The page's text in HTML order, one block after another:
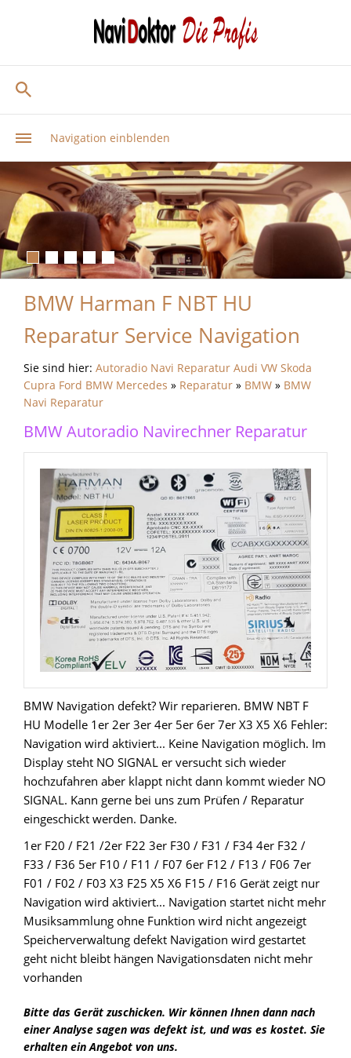
Navigation einblenden
BMW Harman F NBT HU
Reparatur Service Navigation
Sie sind hier: Autoradio Navi Reparatur Audi VW Skoda
Cupra Ford BMW Mercedes » Reparatur » BMW » BMW
Navi Reparatur
BMW Autoradio Navirechner Reparatur
BMW Navigation defekt? Wir reparieren. BMW NBT F
HU Modelle 1er 2er 3er 4er 5er 6er 7er X3 X5 X6 Fehler:
Navigation wird aktiviert... Keine Navigation möglich. Im
Display steht NO SIGNAL er versucht sich wieder
hochzufahren aber klappt nicht dann kommt wieder NO
SIGNAL. Kann gerne bei uns zum Prüfen / Reparatur
eingeschickt werden. Danke.
1er F20 / F21 /2er F22 3er F30 / F31 / F34 4er F32 /
F33 / F36 5er F10 / F11 / F07 6er F12 / F13 / F06 7er
F01 / F02 / F03 X3 F25 X5 X6 F15 / F16 Gerät zeigt nur
Navigation wird aktiviert... Navigation startet nicht mehr
Musiksammlung ohne Funktion wird nicht angezeigt
Speicherverwaltung defekt Navigation wird gestartet
geht nicht bleibt hängen Navigationsdaten nicht mehr
vorhanden
Bitte das Gerät zuschicken. Wir können Ihnen dann nach
einer Analyse sagen was defekt ist, und was es kostet. Sie
erhalten ein Angebot von uns.